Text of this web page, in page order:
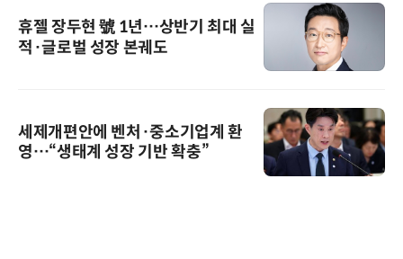
휴젤 장두현 號 1년…상반기 최대 실
적·글로벌 성장 본궤도
세제개편안에 벤처·중소기업계 환
영…“생태계 성장 기반 확충”